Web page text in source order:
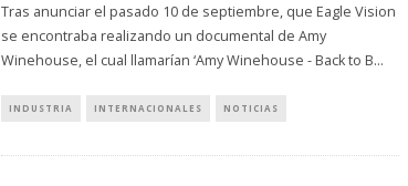
Tras anunciar el pasado 10 de septiembre, que Eagle Vision
se encontraba realizando un documental de Amy
Winehouse, el cual llamarían ‘Amy Winehouse - Back to B...
INDUSTRIA INTERNACIONALES NOTICIAS